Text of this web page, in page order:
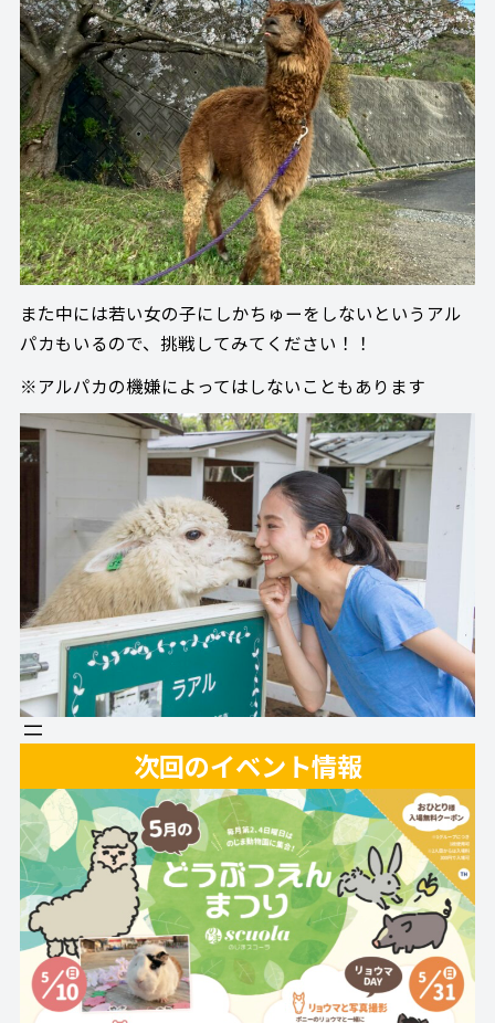
また中には若い女の子にしかちゅーをしないというアル
パカもいるので、挑戦してみてください！！
※アルパカの機嫌によってはしないこともあります
次回のイベント情報